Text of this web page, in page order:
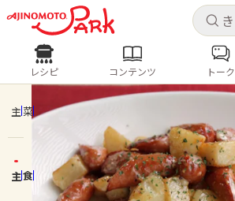
ログインするとレシピを保存で
ホーム
レシピ
人気の食材・レシピ
きゅうり なす トマト
と
レシピ コンテンツ トーク
主菜
主食